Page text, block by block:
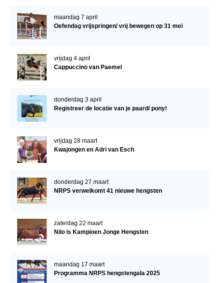
maandag 7 april
Oefendag vrijspringen/ vrij bewegen op 31 mei
vrijdag 4 april
Cappuccino van Paemel
donderdag 3 april
Registreer de locatie van je paard/ pony!
vrijdag 28 maart
Kwajongen en Adri van Esch
donderdag 27 maart
NRPS verwelkomt 41 nieuwe hengsten
zaterdag 22 maart
Nilo is Kampioen Jonge Hengsten
maandag 17 maart
Programma NRPS hengstengala 2025